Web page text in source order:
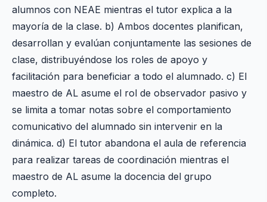
alumnos con NEAE mientras el tutor explica a la
mayoría de la clase. b) Ambos docentes planifican,
desarrollan y evalúan conjuntamente las sesiones de
clase, distribuyéndose los roles de apoyo y
facilitación para beneficiar a todo el alumnado. c) El
maestro de AL asume el rol de observador pasivo y
se limita a tomar notas sobre el comportamiento
comunicativo del alumnado sin intervenir en la
dinámica. d) El tutor abandona el aula de referencia
para realizar tareas de coordinación mientras el
maestro de AL asume la docencia del grupo
completo.